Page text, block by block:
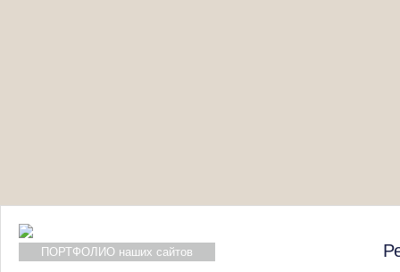
ПОРТФОЛИО наших сайтов